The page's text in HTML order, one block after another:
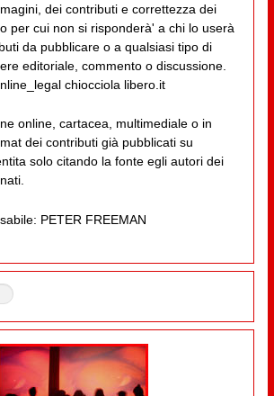
dei contributi e correttezza dei
per cui non si risponderà' a chi lo userà
da pubblicare o a qualsiasi tipo di
editoriale, commento o discussione.
chiocciola libero.it
online, cartacea, multimediale o in
dei contributi già pubblicati su
solo citando la fonte egli autori dei
PETER FREEMAN